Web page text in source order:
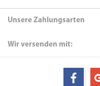
Unsere Zahlungsarten
Wir versenden mit: